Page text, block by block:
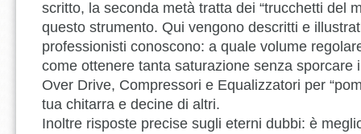
scritto, la seconda metà tratta dei “trucchetti del
questo strumento. Qui vengono descritti e
professionisti conoscono: a quale volume
come ottenere tanta saturazione senza sporcare
Over Drive, Compressori e Equalizzatori per
tua chitarra e decine di altri.
Inoltre risposte precise sugli eterni dubbi: è